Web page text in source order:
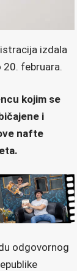
izdala
februara.
kojim se
i
nafte
odgovornog